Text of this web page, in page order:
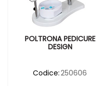
POLTRONA PEDICURE
DESIGN
Codice:250606